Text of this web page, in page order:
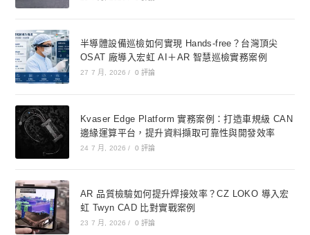
半導體設備巡檢如何實現 Hands-free？台灣頂尖
OSAT 廠導入宏虹 AI＋AR 智慧巡檢實務案例
27 7 月, 2026 / 0 評論
Kvaser Edge Platform 實務案例：打造車規級 CAN
邊緣運算平台，提升資料擷取可靠性與開發效率
24 7 月, 2026 / 0 評論
AR 品質檢驗如何提升焊接效率？CZ LOKO 導入宏
虹 Twyn CAD 比對實戰案例
23 7 月, 2026 / 0 評論